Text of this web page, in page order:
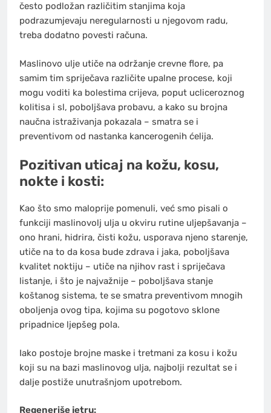
često podložan različitim stanjima koja
podrazumjevaju neregularnosti u njegovom radu,
treba dodatno povesti računa.
Maslinovo ulje utiče na održanje crevne flore, pa
samim tim spriječava različite upalne procese, koji
mogu voditi ka bolestima crijeva, poput ucliceroznog
kolitisa i sl, poboljšava probavu, a kako su brojna
naučna istraživanja pokazala – smatra se i
preventivom od nastanka kancerogenih ćelija.
Pozitivan uticaj na kožu, kosu,
nokte i kosti:
Kao što smo maloprije pomenuli, već smo pisali o
funkciji maslinovolj ulja u okviru rutine uljepšavanja –
ono hrani, hidrira, čisti kožu, usporava njeno starenje,
utiče na to da kosa bude zdrava i jaka, poboljšava
kvalitet noktiju – utiče na njihov rast i spriječava
listanje, i što je najvažnije – poboljšava stanje
koštanog sistema, te se smatra preventivom mnogih
oboljenja ovog tipa, kojima su pogotovo sklone
pripadnice ljepšeg pola.
Iako postoje brojne maske i tretmani za kosu i kožu
koji su na bazi maslinovog ulja, najbolji rezultat se i
dalje postiže unutrašnjom upotrebom.
Regeneriše jetru: